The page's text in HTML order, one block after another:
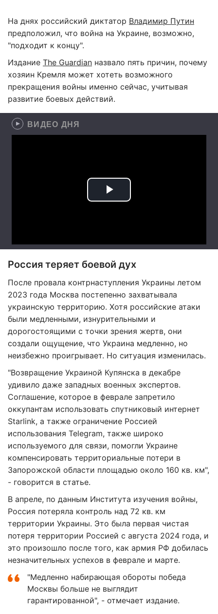
На днях российский диктатор Владимир Путин
предположил, что война на Украине, возможно,
"подходит к концу".
Издание The Guardian назвало пять причин, почему
хозяин Кремля может хотеть возможного
прекращения войны именно сейчас, учитывая
развитие боевых действий.
ВИДЕО ДНЯ
Россия теряет боевой дух
После провала контрнаступления Украины летом
2023 года Москва постепенно захватывала
украинскую территорию. Хотя российские атаки
были медленными, изнурительными и
дорогостоящими с точки зрения жертв, они
создали ощущение, что Украина медленно, но
неизбежно проигрывает. Но ситуация изменилась.
"Возвращение Украиной Купянска в декабре
удивило даже западных военных экспертов.
Соглашение, которое в феврале запретило
оккупантам использовать спутниковый интернет
Starlink, а также ограничение Россией
использования Telegram, также широко
используемого для связи, помогли Украине
компенсировать территориальные потери в
Запорожской области площадью около 160 кв. км",
- говорится в статье.
В апреле, по данным Института изучения войны,
Россия потеряла контроль над 72 кв. км
территории Украины. Это была первая чистая
потеря территории Россией с августа 2024 года, и
это произошло после того, как армия РФ добилась
незначительных успехов в феврале и марте.
"Медленно набирающая обороты победа
Москвы больше не выглядит
гарантированной", - отмечает издание.